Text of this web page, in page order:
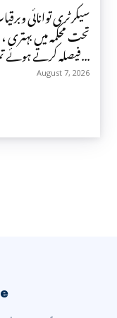
سیکرٹری توانائی
تحت محکمہ میں
فیصلہ کرتے ہوئے تمام ماتحت...
August 7, 2026